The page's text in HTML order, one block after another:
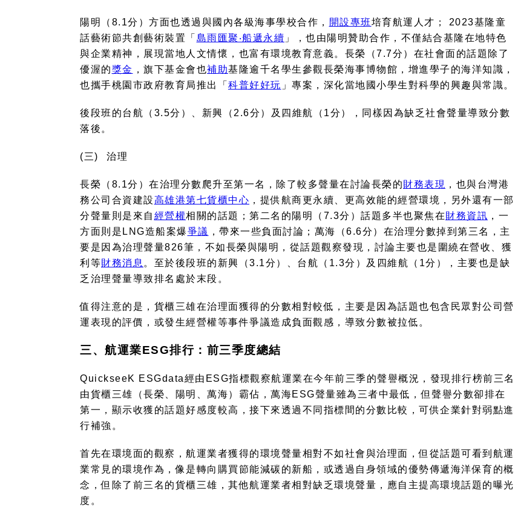
陽明（ 8.1分）方面也透過與國內各級海事學校合作， 開設專班培育航運人才； 2023基隆童
話藝術節共創藝術裝置「 島雨匯聚‧船遞永續 」，也由陽明贊助合作，不僅結合基隆在地特色
與企業精神，展現當地人文情懷，也富有環境教育意義。長榮（7.7分）在社會面的話題除了
優渥的獎金 ，旗下基金會也補助基隆逾千名學生參觀長榮海事博物館，增進學子的海洋知識，
也攜手桃園市政府教育局推出「 科普好好玩 」專案，深化當地國小學生對科學的興趣與常識。
後段班的台航（ 3.5分）、新興（ 2.6分）及四維航（ 1分），同樣因為缺乏社會聲量導致分數
落後。
(三) 治理
長榮（ 8.1分）在治理分數爬升至第一名，除了較多聲量在討論長榮的財務表現 ，也與台灣港
務公司合資建設高雄港第七貨櫃中心 ，提供航商更永續、更高效能的經營環境，另外還有一部
分聲量則是來自 經營權相關的話題；第二名的陽明（ 7.3分）話題多半也聚焦在財務資訊 ，一
方面則是 LNG造船案爆爭議 ，帶來一些負面討論；萬海（6.6分）在治理分數掉到第三名，主
要是因為治理聲量826筆，不如長榮與陽明，從話題觀察發現，討論主要也是圍繞在營收、獲
利等財務消息 。至於後段班的新興（3.1分）、台航（ 1.3分）及四維航（ 1分），主要也是缺
乏治理聲量導致排名處於末段。
值得注意的是，貨櫃三雄在治理面獲得的分數相對較低，主要是因為話題也包含民眾對公司營
運表現的評價，或發生經營權等事件爭議造成負面觀感，導致分數被拉低。
三、航運業ESG排行：前三季度總結
QuickseeK ESGdata經由 ESG指標觀察航運業在今年前三季的聲譽概況，發現排行榜前三名
由貨櫃三雄（長榮、陽明、萬海）霸佔，萬海ESG聲量雖為三者中最低，但聲譽分數卻排在
第一，顯示收獲的話題好感度較高，接下來透過不同指標間的分數比較，可供企業針對弱點進
行補強。
首先在環境面的觀察，航運業者獲得的環境聲量相對不如社會與治理面，但從話題可看到航運
業常見的環境作為，像是轉向購買節能減碳的新船，或透過自身領域的優勢傳遞海洋保育的概
念，但除了前三名的貨櫃三雄，其他航運業者相對缺乏環境聲量，應自主提高環境話題的曝光
度。